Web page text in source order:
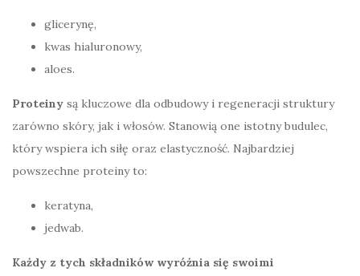
glicerynę,
kwas hialuronowy,
aloes.
Proteiny są kluczowe dla odbudowy i regeneracji struktury
zarówno skóry, jak i włosów. Stanowią one istotny budulec,
który wspiera ich siłę oraz elastyczność. Najbardziej
powszechne proteiny to:
keratyna,
jedwab.
Każdy z tych składników wyróżnia się swoimi